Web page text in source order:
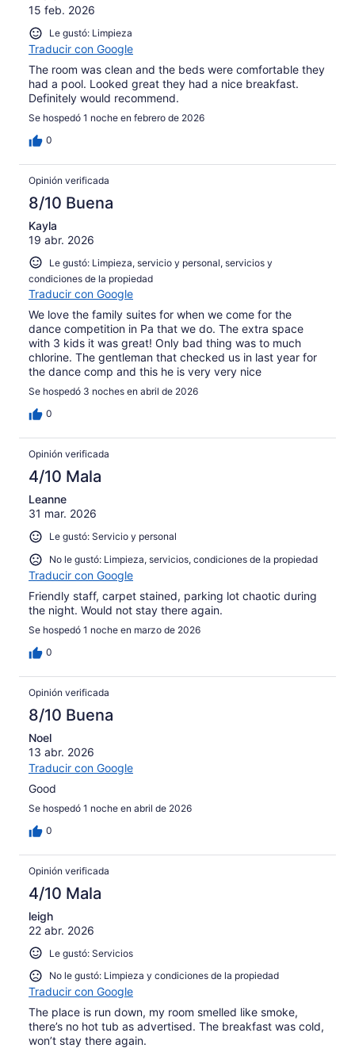
15 feb. 2026
Le gustó: Limpieza
Traducir con Google
The room was clean and the beds were comfortable they
had a pool. Looked great they had a nice breakfast.
Definitely would recommend.
Se hospedó 1 noche en febrero de 2026
0
Opinión verificada
8/10 Buena
Kayla
19 abr. 2026
Le gustó: Limpieza, servicio y personal, servicios y
condiciones de la propiedad
Traducir con Google
We love the family suites for when we come for the
dance competition in Pa that we do. The extra space
with 3 kids it was great! Only bad thing was to much
chlorine. The gentleman that checked us in last year for
the dance comp and this he is very very nice
Se hospedó 3 noches en abril de 2026
0
Opinión verificada
4/10 Mala
Leanne
31 mar. 2026
Le gustó: Servicio y personal
No le gustó: Limpieza, servicios, condiciones de la propiedad
Traducir con Google
Friendly staff, carpet stained, parking lot chaotic during
the night. Would not stay there again.
Se hospedó 1 noche en marzo de 2026
0
Opinión verificada
8/10 Buena
Noel
13 abr. 2026
Traducir con Google
Good
Se hospedó 1 noche en abril de 2026
0
Opinión verificada
4/10 Mala
leigh
22 abr. 2026
Le gustó: Servicios
No le gustó: Limpieza y condiciones de la propiedad
Traducir con Google
The place is run down, my room smelled like smoke,
there’s no hot tub as advertised. The breakfast was cold,
won’t stay there again.